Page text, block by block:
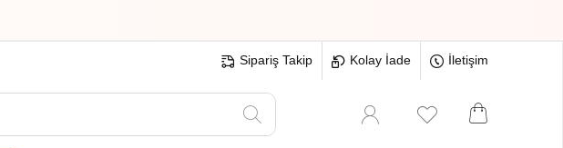
Sipariş Takip Kolay İade İletişim